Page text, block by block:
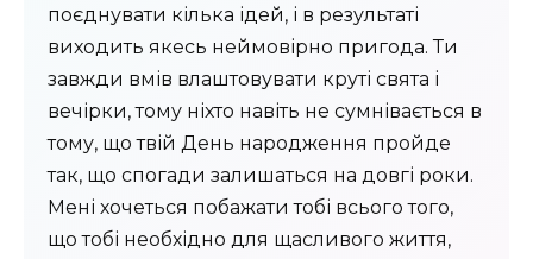
поєднувати кілька ідей, і в результаті
виходить якесь неймовірно пригода. Ти
завжди вмів влаштовувати круті свята і
вечірки, тому ніхто навіть не сумнівається в
тому, що твій День народження пройде
так, що спогади залишаться на довгі роки.
Мені хочеться побажати тобі всього того,
що тобі необхідно для щасливого життя,